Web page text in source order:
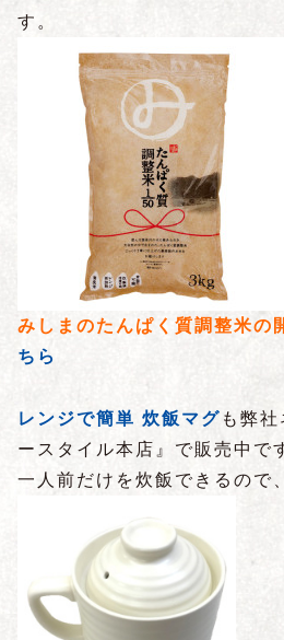
す。
みしまのたんぱく質調整米の
ちら
レンジで簡単 炊飯マグ も弊
ースタイル本店』で販売中で
一人前だけを炊飯できるので